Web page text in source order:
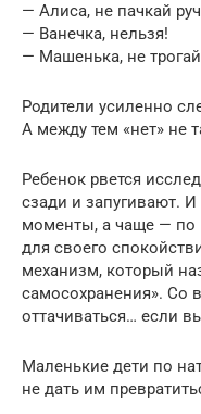
— Алиса, не пачкай
— Ванечка, нельзя!
— Машенька, не
Родители усиленно
А между тем «нет» не
Ребенок рвется
сзади и запугивают.
моменты, а чаще — по
для своего
механизм, который
самосохранения». Со
оттачиваться… если
Маленькие дети по
не дать им